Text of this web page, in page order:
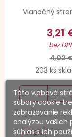
Vianočný
3,21
bez
4,02
203 ks
-40%
Táto webová
súbory cookie
zobrazovanie
analýzou vašich
súhlas s ich